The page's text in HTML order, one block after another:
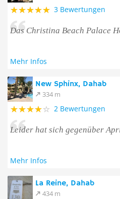
3 Bewertungen
Das Christina Beach Palace
Mehr Infos
New Sphinx, Dahab
334 m
2 Bewertungen
Leider hat sich gegenüber
Mehr Infos
La Reine, Dahab
434 m